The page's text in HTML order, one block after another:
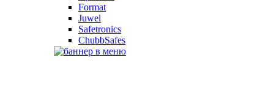
Format
Juwel
Safetronics
ChubbSafes